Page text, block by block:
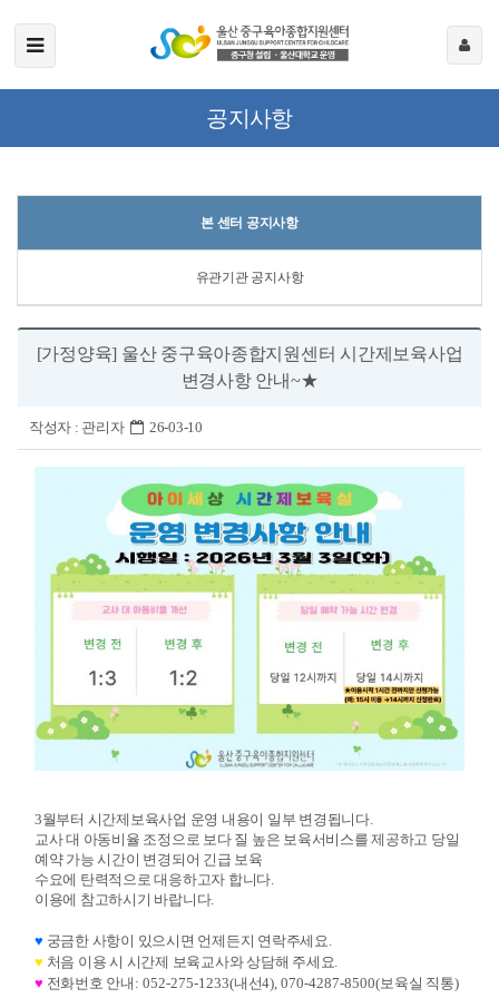
공지사항
본 센터 공지사항
유관기관 공지사항
[가정양육] 울산 중구육아종합지원센터 시간제보육사업
변경사항 안내~★
작성자 : 관리자 26-03-10
3월부터 시간제보육사업 운영 내용이 일부 변경됩니다.
교사 대 아동비율 조정으로 보다 질 높은 보육서비스를 제공하고 당일
예약 가능 시간이 변경되어 긴급 보육
수요에 탄력적으로 대응하고자 합니다.
이용에 참고하시기 바랍니다.
♥ 궁금한 사항이 있으시면 언제든지 연락주세요
♥ 처음 이용 시 시간제 보육교사와 상담해 주세요
♥ 전화번호 안내 : 052-275-1233(내선4), 070-4287-8500(보육실 직통)